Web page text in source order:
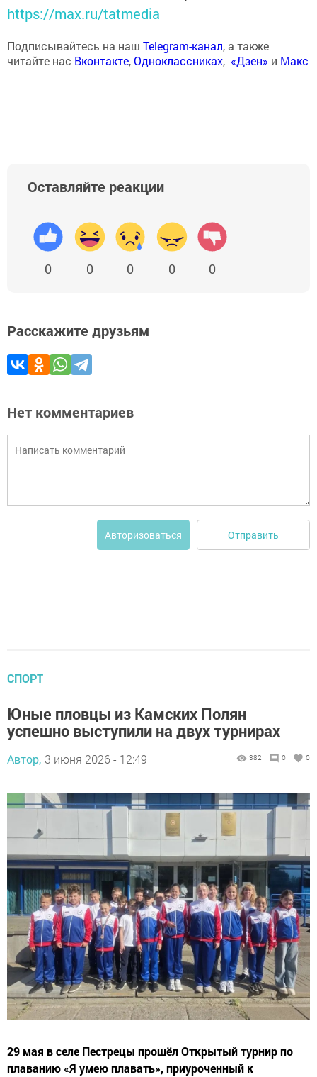
https://max.ru/tatmedia
Подписывайтесь на наш Telegram-канал, а также
читайте нас Вконтакте,Одноклассниках, «Дзен» и Макс
Оставляйте реакции
0 0 0 0 0
Расскажите друзьям
Нет комментариев
Авторизоваться Отправить
СПОРТ
Юные пловцы из Камских Полян
успешно выступили на двух турнирах
Автор, 3 июня 2026 - 12:49 382 0 0
29 мая в селе Пестрецы прошёл Открытый турнир по
плаванию «Я умею плавать», приуроченный к